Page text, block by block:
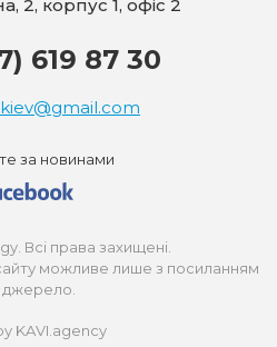
2, корпус 1, офіс 2
619 87 30
за новинами
Всі права захищені.
можливе лише з посиланням
джерело.
KAVI.agency